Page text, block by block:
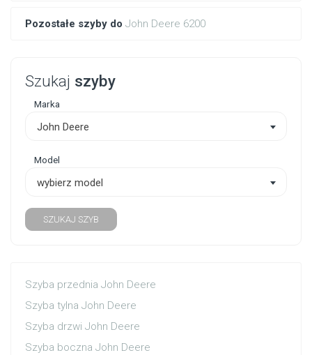
Pozostałe szyby do John Deere 6200
Szukaj szyby
Marka
John Deere
Model
wybierz model
SZUKAJ SZYB
Szyba przednia John Deere
Szyba tylna John Deere
Szyba drzwi John Deere
Szyba boczna John Deere